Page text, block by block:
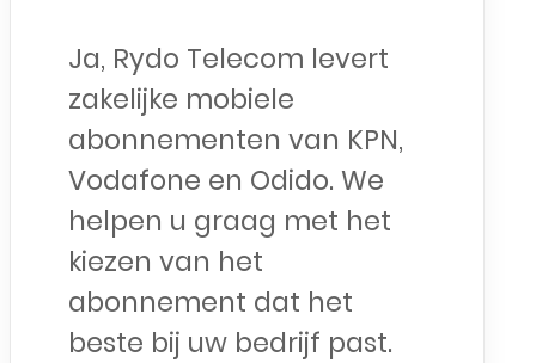
Ja, Rydo Telecom levert
zakelijke mobiele
abonnementen van KPN,
Vodafone en Odido. We
helpen u graag met het
kiezen van het
abonnement dat het
beste bij uw bedrijf past.